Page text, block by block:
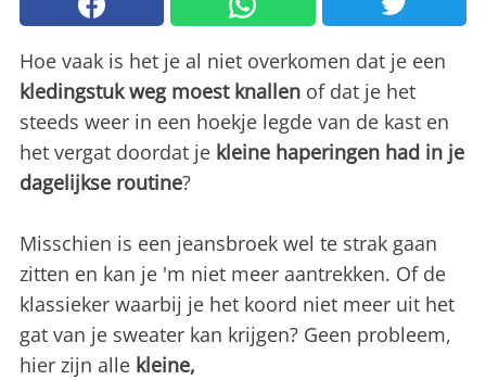
Hoe vaak is het je al niet overkomen dat je een
kledingstuk weg moest knallen of dat je het
steeds weer in een hoekje legde van de kast en
het vergat doordat je kleine haperingen had in je
dagelijkse routine?
Misschien is een jeansbroek wel te strak gaan
zitten en kan je 'm niet meer aantrekken. Of de
klassieker waarbij je het koord niet meer uit het
gat van je sweater kan krijgen? Geen probleem,
hier zijn alle kleine,